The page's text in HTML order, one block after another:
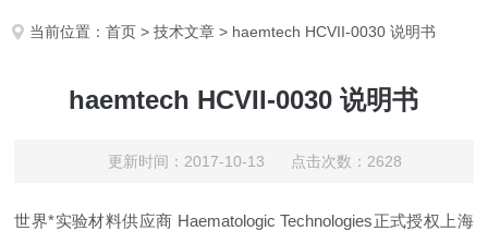
当前位置：首页 >技术文章 > haemtech HCVII-0030 说明书
haemtech HCVII-0030 说明书
更新时间：2017-10-13 点击次数：2628
世界*实验材料供应商 Haematologic Technologies正式授权上海